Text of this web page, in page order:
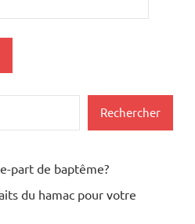
Rechercher
part de baptême?
du hamac pour votre